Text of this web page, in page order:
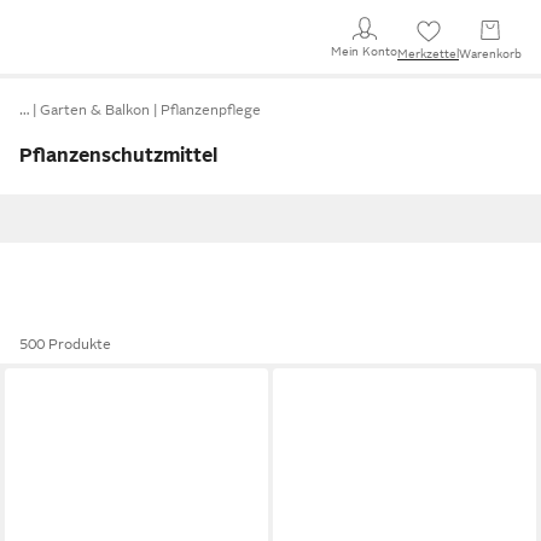
Mein KontoMerkzettel Warenkorb
… Garten & Balkon Pflanzenpflege
Pflanzenschutzmittel
500 Produkte